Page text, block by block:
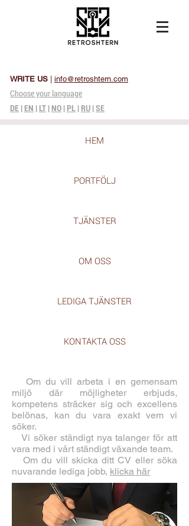
WRITE US info@retroshtern.com
Choose your language
DE | EN | LT | NO | PL | RU |SE
HEM
PORTFÖLJ
TJÄNSTER
OM OSS
LEDIGA TJÄNSTER
KONTAKTA OSS
Om du vill arbeta i en gemensam
miljö där möjligheter erbjuds,
kompetens sträcker sig och excellens
belönas, kan du vara exakt vem vi
söker.
Vi söker ständigt nya talanger för att
vara med i vårt ständigt växande team.
Om du vill skicka ditt CV eller söka
nuvarande lediga jobb, klicka här